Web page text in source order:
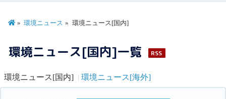
環境ニュース 環境ニュース[国内]
環境ニュース[国内]一覧 RSS
環境ニュース[国内] 環境ニュース[海外]